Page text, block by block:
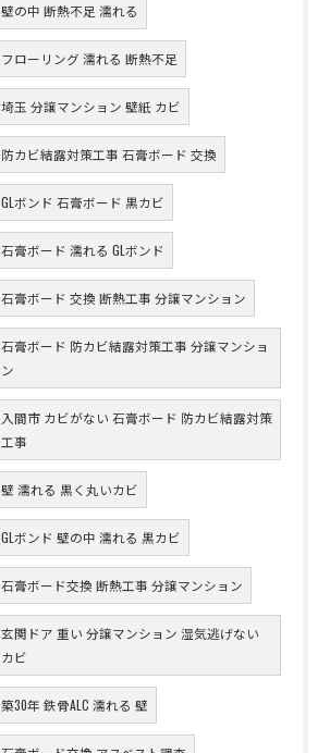
壁の中 断熱不足 濡れる
フローリング 濡れる 断熱不足
埼玉 分譲マンション 壁紙 カビ
防カビ結露対策工事 石膏ボード 交換
GLボンド 石膏ボード 黒カビ
石膏ボード 濡れる GLボンド
石膏ボード 交換 断熱工事 分譲マンション
石膏ボード 防カビ結露対策工事 分譲マンショ
ン
入間市 カビがない 石膏ボード 防カビ結露対策
工事
壁 濡れる 黒く丸いカビ
GLボンド 壁の中 濡れる 黒カビ
石膏ボード交換 断熱工事 分譲マンション
玄関ドア 重い 分譲マンション 湿気逃げない
カビ
築30年 鉄骨ALC 濡れる 壁